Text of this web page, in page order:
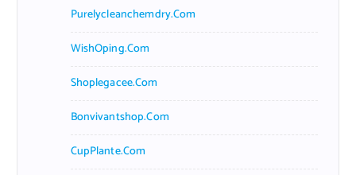
Purelycleanchemdry.com
WishOping.com
Shoplegacee.com
Bonvivantshop.com
CupPlante.com